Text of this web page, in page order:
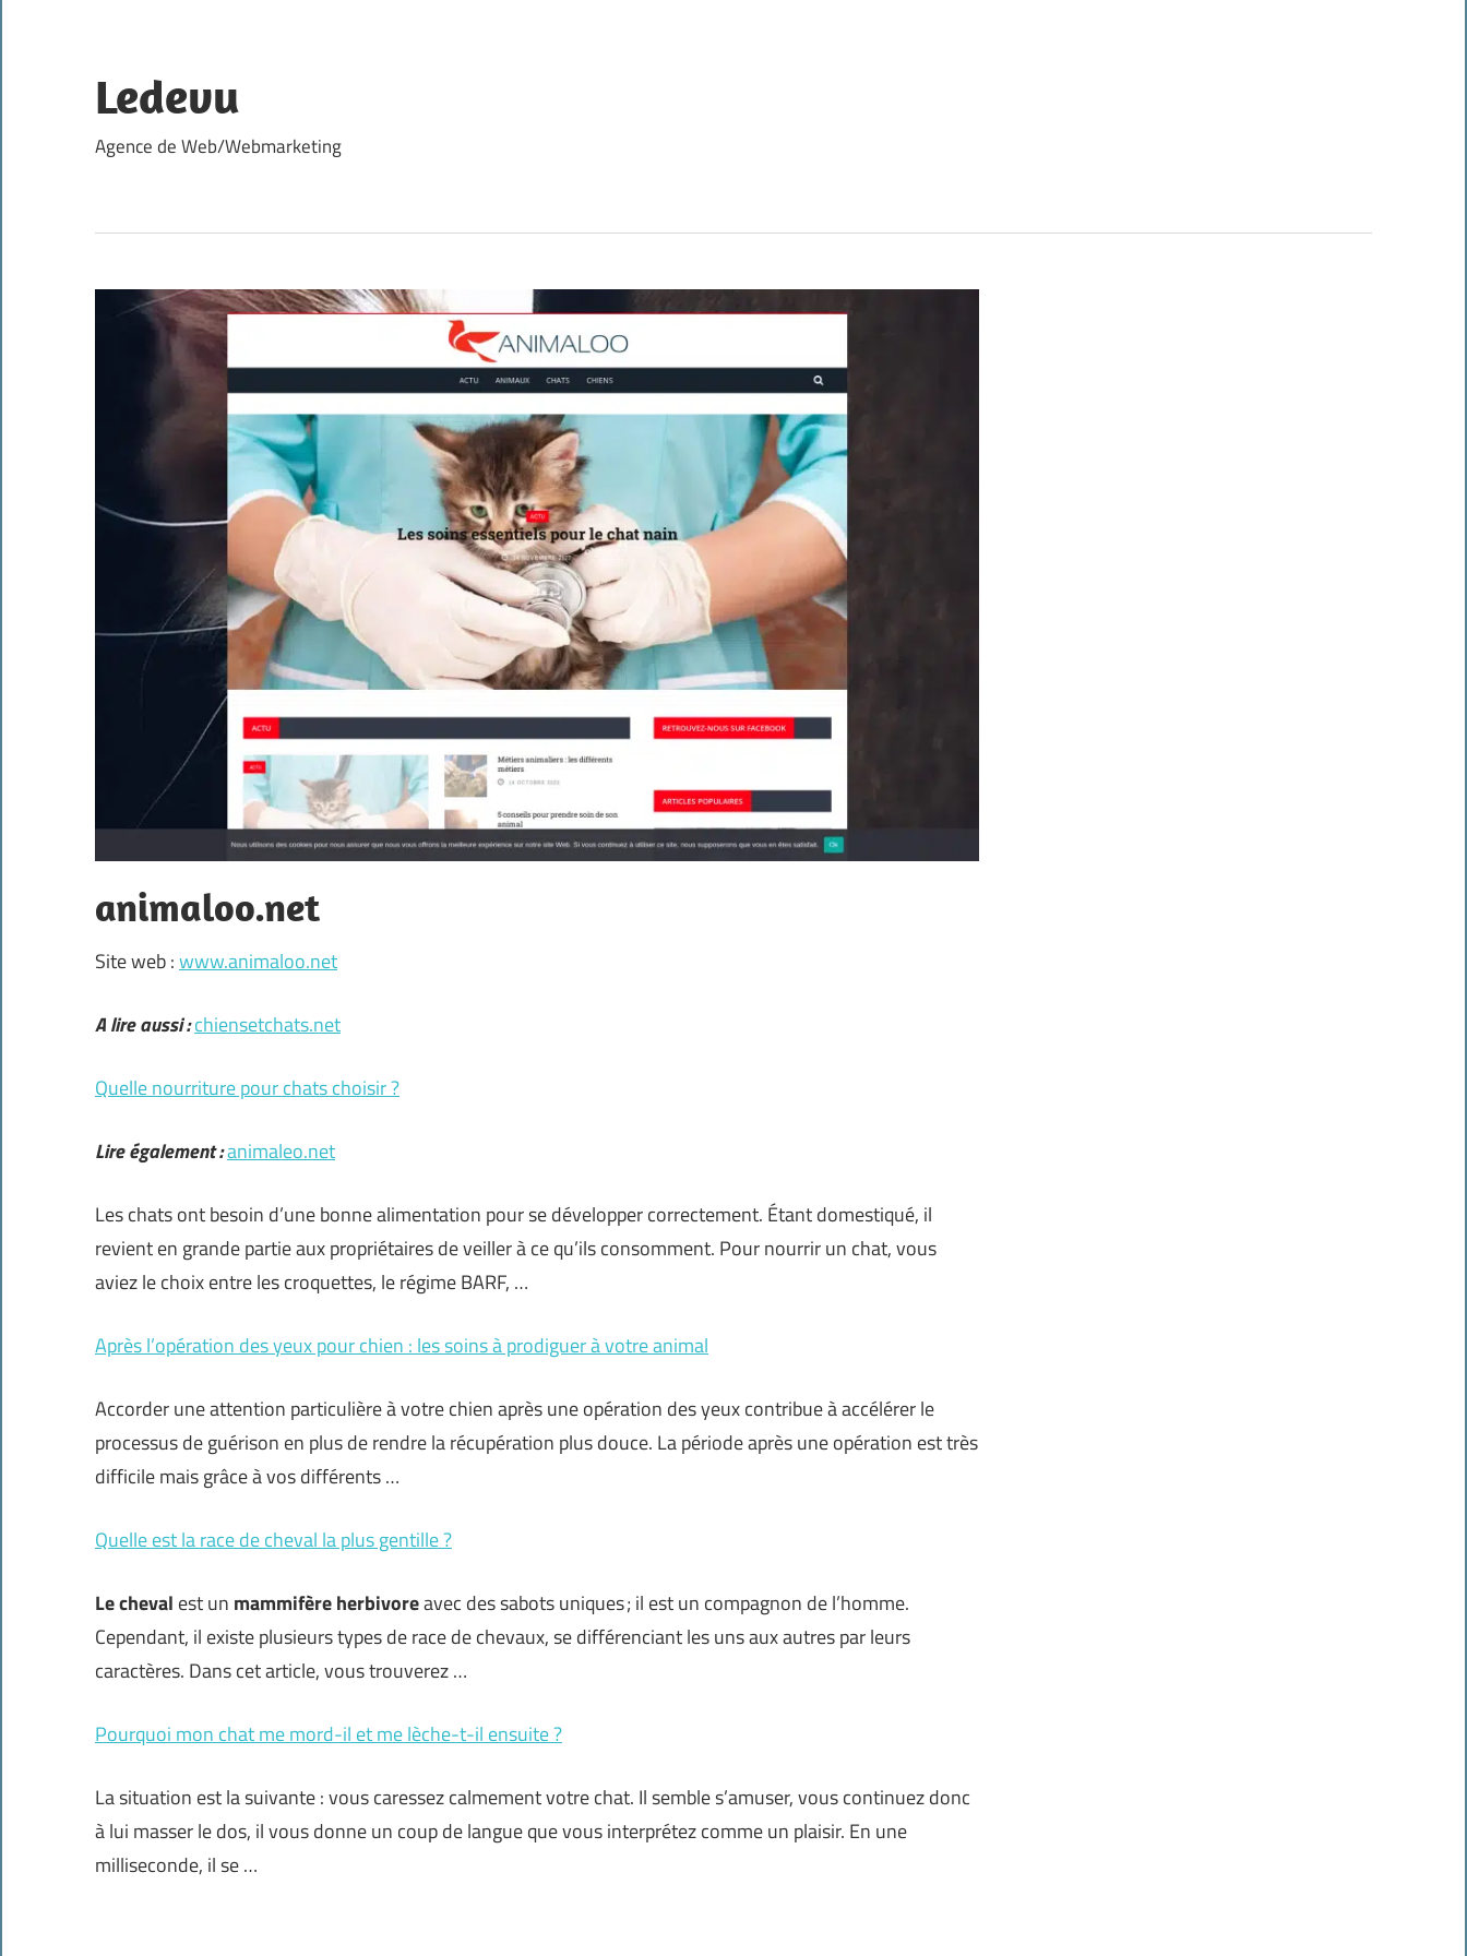
content
Ledevu
Agence de Web/Webmarketing
animaloo.net
Site web :www.animaloo.net
A lire aussi :chiensetchats.net
Quelle nourriture pour chats choisir ?
Lire également :animaleo.net
Les chats ont besoin d’une bonne alimentation pour se développer correctement. Étant domestiqué, il
revient en grande partie aux propriétaires de veiller à ce qu’ils consomment. Pour nourrir un chat, vous
aviez le choix entre les croquettes, le régime BARF, …
Après l’opération des yeux pour chien : les soins à prodiguer à votre animal
Accorder une attention particulière à votre chien après une opération des yeux contribue à accélérer le
processus de guérison en plus de rendre la récupération plus douce. La période après une opération est très
difficile mais grâce à vos différents …
Quelle est la race de cheval la plus gentille ?
Le cheval est un mammifère herbivoreavec des sabots uniques ; il est un compagnon de l’homme.
Cependant, il existe plusieurs types de race de chevaux, se différenciant les uns aux autres par leurs
caractères. Dans cet article, vous trouverez …
Pourquoi mon chat me mord-il et me lèche-t-il ensuite ?
La situation est la suivante : vous caressez calmement votre chat. Il semble s’amuser, vous continuez donc
à lui masser le dos, il vous donne un coup de langue que vous interprétez comme un plaisir. En une
milliseconde, il se …